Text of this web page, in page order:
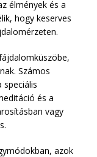
élmények és a
hogy keserves
Számos
speciális
és a
vagy
azok